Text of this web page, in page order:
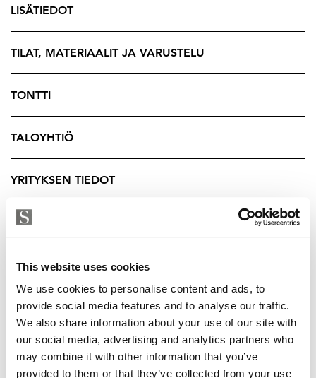
This website uses cookies
We use cookies to personalise content and ads, to
provide social media features and to analyse our traffic.
We also share information about your use of our site with
our social media, advertising and analytics partners who
may combine it with other information that you’ve
provided to them or that they’ve collected from your use
läsnä, ja venepaikatkin löytyvät kävelymatkan päästä.
Lisäksi golfin harrastajia ilahduttaa parin kilometrin
päässä sijaitseva Archipelagia Golf Club.
Norra Famneniin rakennetaan myös kuntoilutila sekä
viihtyisä saunaosasto. Kaikkien asukkaiden käytössä
oleva kuntoilutila tekee liikkumisesta helppoa ja
houkuttelevaa, eikä kuntoilua varten tarvitse hakeutua
parvekkeineen tarjoavat rentouttavat puitteet arjen
asunnon yhteydessä tai vuokrata yhtiöltä. Kohteeseen
on suunnitteilla maalämpö.
Tarjolla on 6kpl 65,5m2 kokoista kolmiota - yksi per
riippuen 340 500 - 358 000€.
Kohteen rakennuttajana toimii Priima-Yhtiöt ja
urakoitsijana SRV.
LISÄTIEDOT
TILAT, MATERIAALIT JA VARUSTELU
TONTTI
TALOYHTIÖ
YRITYKSEN TIEDOT